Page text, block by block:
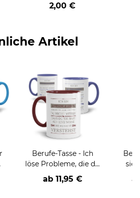
2,00 €
Artikel
Berufe-Tasse - Ich
löse Probleme, die du
nicht verstehst -
verschiedene Berufe
ab 11,95 €